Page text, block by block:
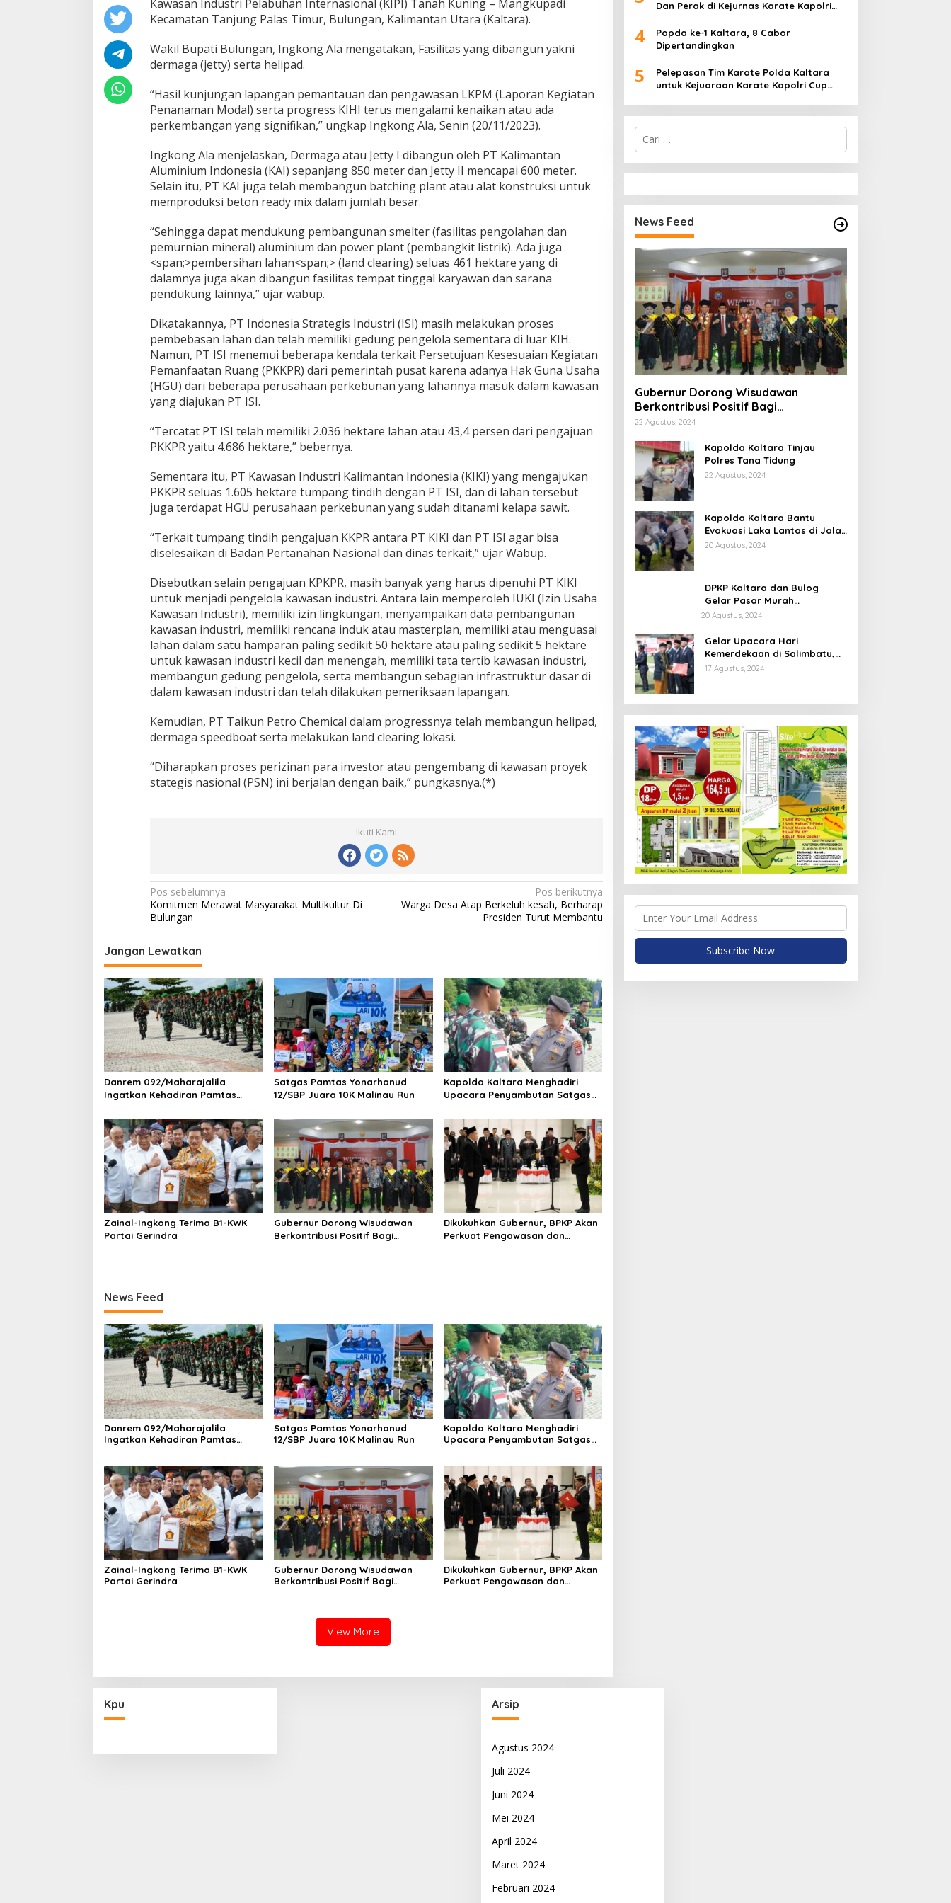
L
o
a
s
o
y
e
S
r
a
t
g
s
N
a
s
n
a
l
K
I
P
I
a
n
H
Kawasan Industri Pelabuhan Internasional (KIPI) Tanah Kuning – Mangkupadi
Kecamatan Tanjung Palas Timur, Bulungan, Kalimantan Utara (Kaltara).
Wakil Bupati Bulungan, Ingkong Ala mengatakan, Fasilitas yang dibangun yakni
dermaga (jetty) serta helipad.
“Hasil kunjungan lapangan pemantauan dan pengawasan LKPM (Laporan Kegiatan
Penanaman Modal) serta progress KIHI terus mengalami kenaikan atau ada
perkembangan yang signifikan,” ungkap Ingkong Ala, Senin (20/11/2023).
Ingkong Ala menjelaskan, Dermaga atau Jetty I dibangun oleh PT Kalimantan
Aluminium Indonesia (KAI) sepanjang 850 meter dan Jetty II mencapai 600 meter.
Selain itu, PT KAI juga telah membangun batching plant atau alat konstruksi untuk
memproduksi beton ready mix dalam jumlah besar.
“Sehingga dapat mendukung pembangunan smelter (fasilitas pengolahan dan
pemurnian mineral) aluminium dan power plant (pembangkit listrik). Ada juga
<span;>pembersihan lahan<span;> (land clearing) seluas 461 hektare yang di
dalamnya juga akan dibangun fasilitas tempat tinggal karyawan dan sarana
pendukung lainnya,” ujar wabup.
Dikatakannya, PT Indonesia Strategis Industri (ISI) masih melakukan proses
pembebasan lahan dan telah memiliki gedung pengelola sementara di luar KIH.
Namun, PT ISI menemui beberapa kendala terkait Persetujuan Kesesuaian Kegiatan
Pemanfaatan Ruang (PKKPR) dari pemerintah pusat karena adanya Hak Guna Usaha
(HGU) dari beberapa perusahaan perkebunan yang lahannya masuk dalam kawasan
yang diajukan PT ISI.
“Tercatat PT ISI telah memiliki 2.036 hektare lahan atau 43,4 persen dari pengajuan
PKKPR yaitu 4.686 hektare,” bebernya.
Sementara itu, PT Kawasan Industri Kalimantan Indonesia (KIKI) yang mengajukan
PKKPR seluas 1.605 hektare tumpang tindih dengan PT ISI, dan di lahan tersebut
juga terdapat HGU perusahaan perkebunan yang sudah ditanami kelapa sawit.
“Terkait tumpang tindih pengajuan KKPR antara PT KIKI dan PT ISI agar bisa
diselesaikan di Badan Pertanahan Nasional dan dinas terkait,” ujar Wabup.
Disebutkan selain pengajuan KPKPR, masih banyak yang harus dipenuhi PT KIKI
untuk menjadi pengelola kawasan industri. Antara lain memperoleh IUKI (Izin Usaha
Kawasan Industri), memiliki izin lingkungan, menyampaikan data pembangunan
kawasan industri, memiliki rencana induk atau masterplan, memiliki atau menguasai
lahan dalam satu hamparan paling sedikit 50 hektare atau paling sedikit 5 hektare
untuk kawasan industri kecil dan menengah, memiliki tata tertib kawasan industri,
membangun gedung pengelola, serta membangun sebagian infrastruktur dasar di
dalam kawasan industri dan telah dilakukan pemeriksaan lapangan.
Kemudian, PT Taikun Petro Chemical dalam progressnya telah membangun helipad,
dermaga speedboat serta melakukan land clearing lokasi.
“Diharapkan proses perizinan para investor atau pengembang di kawasan proyek
stategis nasional (PSN) ini berjalan dengan baik,” pungkasnya.(*)
Ikuti Kami
N
a
i
g
a
s
i
p
o
s
Pos sebelumnya
Komitmen Merawat Masyarakat Multikultur Di
Bulungan
Pos berikutnya
Warga Desa Atap Berkeluh kesah, Berharap
Presiden Turut Membantu
Jangan Lewatkan
Danrem 092/Maharajalila
Ingatkan Kehadiran Pamtas
Keamanan wilayah Perbatasan
RI-Malaysia
Satgas Pamtas Yonarhanud
12/SBP Juara 10K Malinau Run
Kapolda Kaltara Menghadiri
Upacara Penyambutan Satgas
11/GG/2/K dan Yonzipur 8/SMG
Zainal-Ingkong Terima B1-KWK
Partai Gerindra
Gubernur Dorong Wisudawan
Berkontribusi Positif Bagi
Dikukuhkan Gubernur, BPKP Akan
Perkuat Pengawasan dan
News Feed
Danrem 092/Maharajalila
Ingatkan Kehadiran Pamtas
RI-Malaysia
Satgas Pamtas Yonarhanud
12/SBP Juara 10K Malinau Run
Kapolda Kaltara Menghadiri
Upacara Penyambutan Satgas
Zainal-Ingkong Terima B1-KWK
Partai Gerindra
Gubernur Dorong Wisudawan
Berkontribusi Positif Bagi
Dikukuhkan Gubernur, BPKP Akan
Perkuat Pengawasan dan
View More
Dan Perak di Kejurnas Karate Kapolri
4
Popda ke-1 Kaltara, 8 Cabor
Dipertandingkan
5
Pelepasan Tim Karate Polda Kaltara
untuk Kejuaraan Karate Kapolri Cup
C
i
n
t
u
k
:
News Feed
Gubernur Dorong Wisudawan
Berkontribusi Positif Bagi
Pembangunan Kaltara
22 Agustus, 2024
Kapolda Kaltara Tinjau
Polres Tana Tidung
22 Agustus, 2024
Kapolda Kaltara Bantu
Evakuasi Laka Lantas di Jalan
Sabanar Lama
20 Agustus, 2024
DPKP Kaltara dan Bulog
Gelar Pasar Murah
Semarakkan HUT ke 79
20 Agustus, 2024
Gelar Upacara Hari
Kemerdekaan di Salimbatu,
Syarwani Ajak Masyarakat
17 Agustus, 2024
Kpu Arsip
Agustus 2024
Juli 2024
Juni 2024
Mei 2024
April 2024
Maret 2024
Februari 2024